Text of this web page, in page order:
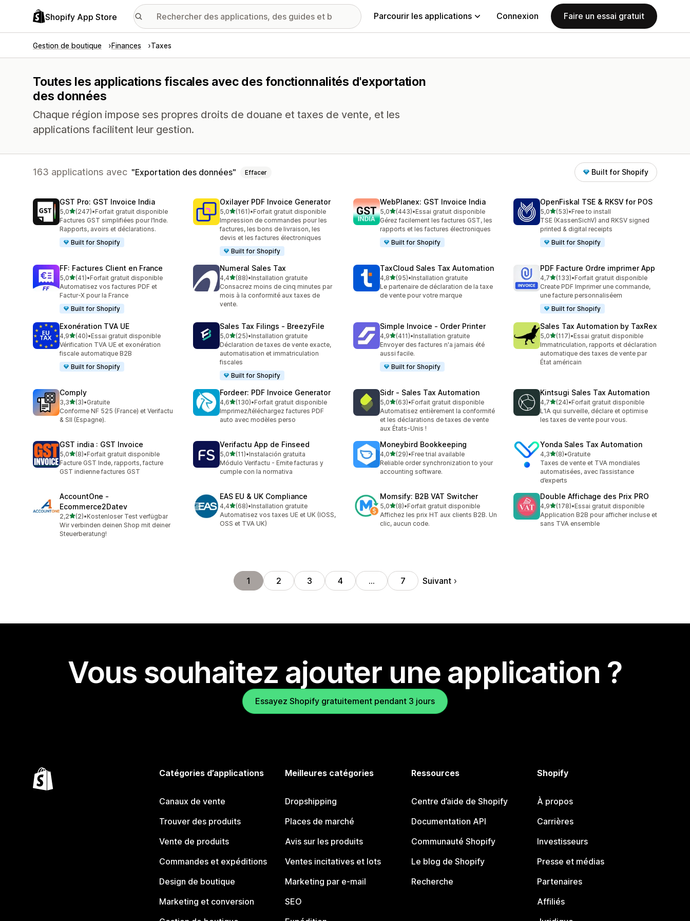
Shopify App Store Parcourir les applications Connexion Faire un essai gratuit
Gestion de boutique Finances Taxes
Toutes les applications fiscales avec des fonctionnalités d'exportation
des données
Chaque région impose ses propres droits de douane et taxes de vente, et les
applications facilitent leur gestion.
163 applications avec Exportation des données Effacer Built for Shopify
GST Pro: GST Invoice India
5,0étoile(s) sur 5
(247)
247 avis au total
•Forfait gratuit disponible
Factures GST simplifiées pour l’Inde.
Rapports, avoirs et déclarations.
Built for Shopify
Oxilayer PDF Invoice Generator
5,0étoile(s) sur 5
(161)
161 avis au total
•Forfait gratuit disponible
Impression de commandes pour les
factures, les bons de livraison, les
devis et les factures électroniques
Built for Shopify
WebPlanex: GST Invoice India
5,0étoile(s) sur 5
(443)
443 avis au total
•Essai gratuit disponible
Gérez facilement les factures GST, les
rapports et les factures électroniques
Built for Shopify
OpenFiskal TSE & RKSV for POS
5,0étoile(s) sur 5
(53)
53 avis au total
•Free to install
TSE (KassenSichV) and RKSV signed
printed & digital receipts
Built for Shopify
FF: Factures Client en France
5,0étoile(s) sur 5
(41)
41 avis au total
•Forfait gratuit disponible
Automatisez vos factures PDF et
Factur-X pour la France
Built for Shopify
Numeral Sales Tax
4,4étoile(s) sur 5
(88)
88 avis au total
•Installation gratuite
Consacrez moins de cinq minutes par
mois à la conformité aux taxes de
vente.
TaxCloud Sales Tax Automation
4,8étoile(s) sur 5
(95)
95 avis au total
•Installation gratuite
Le partenaire de déclaration de la taxe
de vente pour votre marque
PDF Facture Ordre imprimer App
4,7étoile(s) sur 5
(133)
133 avis au total
•Forfait gratuit disponible
Create PDF Imprimer une commande,
une facture personnaliséem
Built for Shopify
Exonération TVA UE
4,9étoile(s) sur 5
(40)
40 avis au total
•Essai gratuit disponible
Vérification TVA UE et exonération
fiscale automatique B2B
Built for Shopify
Sales Tax Filings ‑ BreezyFile
5,0étoile(s) sur 5
(25)
25 avis au total
•Installation gratuite
Déclaration de taxes de vente exacte,
automatisation et immatriculation
fiscales
Built for Shopify
Simple Invoice ‑ Order Printer
4,9étoile(s) sur 5
(411)
411 avis au total
•Installation gratuite
Envoyer des factures n'a jamais été
aussi facile.
Built for Shopify
Sales Tax Automation by TaxRex
5,0étoile(s) sur 5
(117)
117 avis au total
•Essai gratuit disponible
Immatriculation, rapports et déclaration
automatique des taxes de vente par
État américain
Comply
3,3étoile(s) sur 5
(3)
3 avis au total
•Gratuite
Conforme NF 525 (France) et Verifactu
& SII (Espagne).
Fordeer: PDF Invoice Generator
4,6étoile(s) sur 5
(130)
130 avis au total
•Forfait gratuit disponible
Imprimez/téléchargez factures PDF
auto avec modèles perso
Sidr ‑ Sales Tax Automation
5,0étoile(s) sur 5
(63)
63 avis au total
•Forfait gratuit disponible
Automatisez entièrement la conformité
et les déclarations de taxes de vente
aux États-Unis !
Kintsugi Sales Tax Automation
4,7étoile(s) sur 5
(24)
24 avis au total
•Forfait gratuit disponible
L’IA qui surveille, déclare et optimise
les taxes de vente pour vous.
GST india : GST Invoice
5,0étoile(s) sur 5
(8)
8 avis au total
•Forfait gratuit disponible
Facture GST Inde, rapports, facture
GST indienne factures GST
Verifactu App de Finseed
5,0étoile(s) sur 5
(11)
11 avis au total
•Instalación gratuita
Módulo Verifactu - Emite facturas y
cumple con la normativa
Moneybird Bookkeeping
4,0étoile(s) sur 5
(29)
29 avis au total
•Free trial available
Reliable order synchronization to your
accounting software.
Yonda Sales Tax Automation
4,3étoile(s) sur 5
(8)
8 avis au total
•Gratuite
Taxes de vente et TVA mondiales
automatisées, avec l’assistance
d’experts
AccountOne ‑
Ecommerce2Datev
2,2étoile(s) sur 5
(2)
2 avis au total
•Kostenloser Test verfügbar
Wir verbinden deinen Shop mit deiner
Steuerberatung!
EAS EU & UK Compliance
4,4étoile(s) sur 5
(68)
68 avis au total
•Installation gratuite
Automatisez vos taxes UE et UK (IOSS,
OSS et TVA UK)
Momsify: B2B VAT Switcher
5,0étoile(s) sur 5
(8)
8 avis au total
•Forfait gratuit disponible
Affichez les prix HT aux clients B2B. Un
clic, aucun code.
Double Affichage des Prix PRO
4,9étoile(s) sur 5
(178)
178 avis au total
•Essai gratuit disponible
Application B2B pour afficher incluse et
sans TVA ensemble
1 2 3 4 … 7 Suivant
Vous souhaitez ajouter une application ?
Essayez Shopify gratuitement pendant 3 jours
Catégories d’applications
Canaux de vente
Trouver des produits
Vente de produits
Commandes et expéditions
Design de boutique
Marketing et conversion
Meilleures catégories
Dropshipping
Places de marché
Avis sur les produits
Ventes incitatives et lots
Marketing par e-mail
SEO
Ressources
Centre d’aide de Shopify
Documentation API
Communauté Shopify
Le blog de Shopify
Recherche
Shopify
À propos
Carrières
Investisseurs
Presse et médias
Partenaires
Affiliés